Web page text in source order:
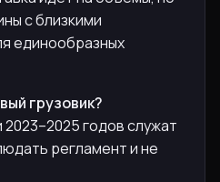
с близкими
единообразных
грузовик?
годов служат
регламент и не